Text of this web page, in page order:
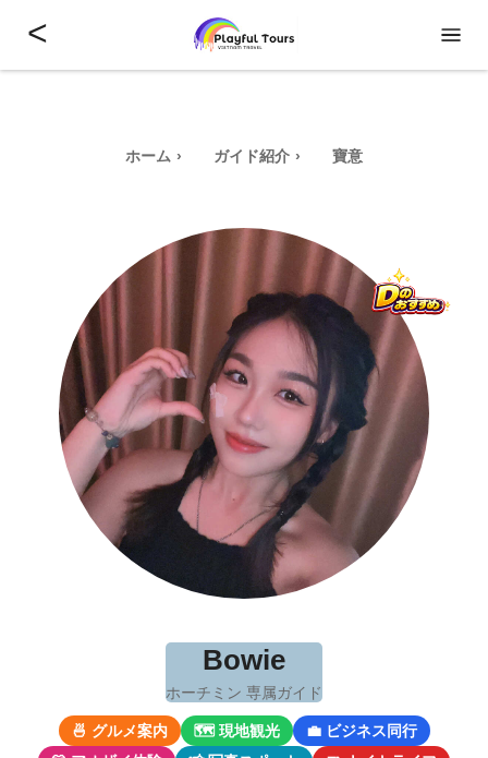
<
ホーム ガイド紹介 寶意
Bowie
ホーチミン 専属ガイド
🍜 グルメ案内 🗺 現地観光
💼 ビジネス同行